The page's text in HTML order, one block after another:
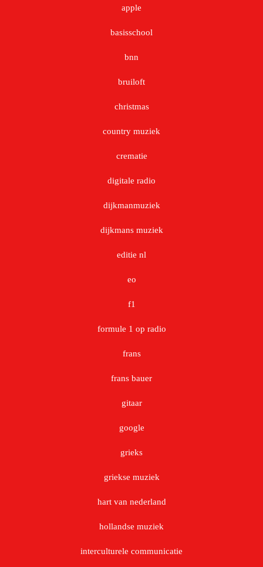
apple
basisschool
bnn
bruiloft
christmas
country muziek
crematie
digitale radio
dijkmanmuziek
dijkmans muziek
editie nl
eo
f1
formule 1 op radio
frans
frans bauer
gitaar
google
grieks
griekse muziek
hart van nederland
hollandse muziek
interculturele communicatie